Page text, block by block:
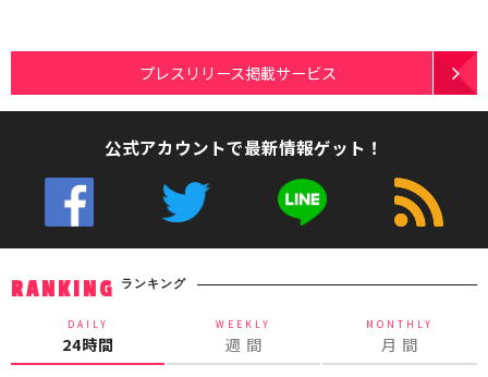
プレスリリース掲載サービス
公式アカウントで最新情報ゲット！
RANKING ランキング
DAILY
24時間
WEEKLY
週 間
MONTHLY
月 間